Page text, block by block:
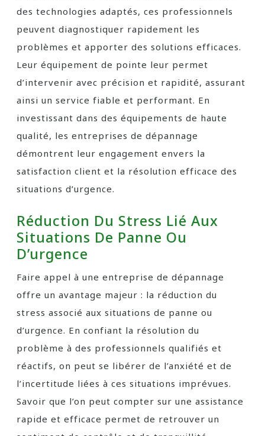
des technologies adaptés, ces professionnels
peuvent diagnostiquer rapidement les
problèmes et apporter des solutions efficaces.
Leur équipement de pointe leur permet
d’intervenir avec précision et rapidité, assurant
ainsi un service fiable et performant. En
investissant dans des équipements de haute
qualité, les entreprises de dépannage
démontrent leur engagement envers la
satisfaction client et la résolution efficace des
situations d’urgence.
Réduction Du Stress Lié Aux
Situations De Panne Ou
D’urgence
Faire appel à une entreprise de dépannage
offre un avantage majeur : la réduction du
stress associé aux situations de panne ou
d’urgence. En confiant la résolution du
problème à des professionnels qualifiés et
réactifs, on peut se libérer de l’anxiété et de
l’incertitude liées à ces situations imprévues.
Savoir que l’on peut compter sur une assistance
rapide et efficace permet de retrouver un